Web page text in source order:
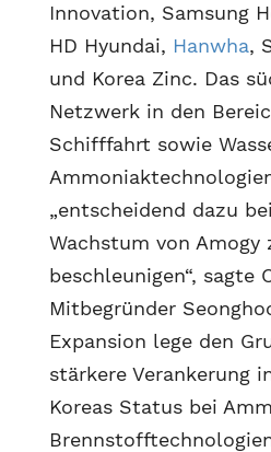
Innovation, Samsung
HD Hyundai, Hanwha,
und Korea Zinc. Das
Netzwerk in den
Schifffahrt sowie
„entscheidend dazu
Wachstum von Amogy
beschleunigen“, sagte
Mitbegründer
Expansion lege den
stärkere Verankerung
Koreas Status bei